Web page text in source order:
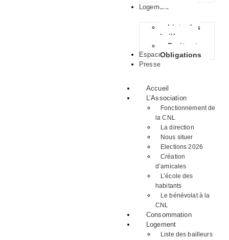
Logement
Liste des
bailleurs
Droits et
Obligations
Espace Habitants
Presse
Accueil
L’Association
Fonctionnement de
la CNL
La direction
Nous situer
Elections 2026
Création
d’amicales
L’école des
habitants
Le bénévolat à la
CNL
Consommation
Logement
Liste des bailleurs